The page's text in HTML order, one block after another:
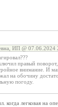
ИП @ 07.06.2024
правый
внимание. И
на обочину
погоду.
когда легковая на